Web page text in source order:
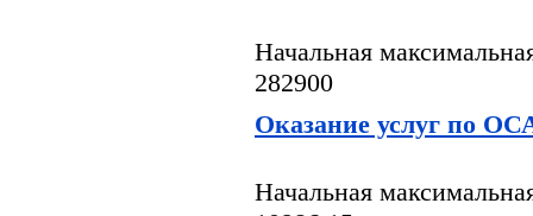
Начальная
282900
Оказание услуг по
Начальная